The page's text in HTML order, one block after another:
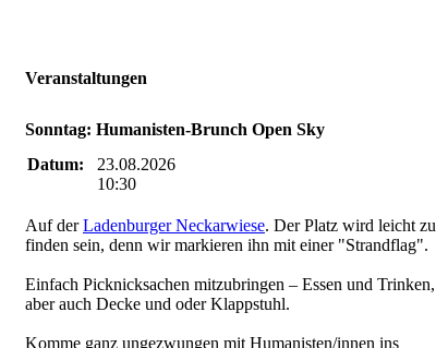
Veranstaltungen
Sonntag: Humanisten-Brunch Open Sky
Datum:
23.08.2026
10:30
Auf derLadenburger Neckarwiese. Der Platz wird leicht zu
finden sein, denn wir markieren ihn mit einer "Strandflag".
Einfach Picknicksachen mitzubringen – Essen und Trinken,
aber auch Decke und oder Klappstuhl.
Komme ganz ungezwungen mit Humanisten/innen ins